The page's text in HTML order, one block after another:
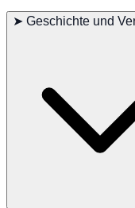
Nebenprobleme:
➤ Geschichte und